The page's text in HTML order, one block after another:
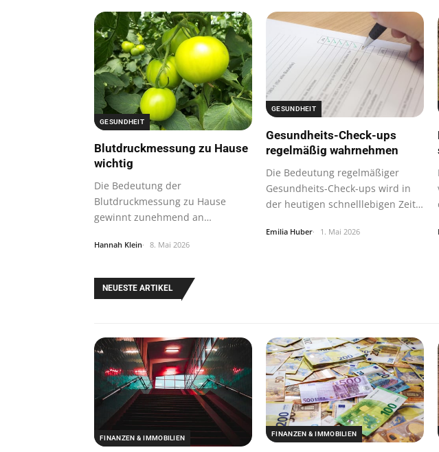
GESUNDHEIT
Blutdruckmessung zu Hause
wichtig
Die Bedeutung der
Blutdruckmessung zu Hause
gewinnt zunehmend an
Menschen…
Hannah Klein 8. Mai 2026
GESUNDHEIT
Gesundheits-Check-ups
regelmäßig wahrnehmen
Die Bedeutung regelmäßiger
Gesundheits-Check-ups wird in
der heutigen schnelllebigen Zeit
Emilia Huber 1. Mai 2026
NEUESTE ARTIKEL
FINANZEN & IMMOBILIEN
FINANZEN & IMMOBILIEN